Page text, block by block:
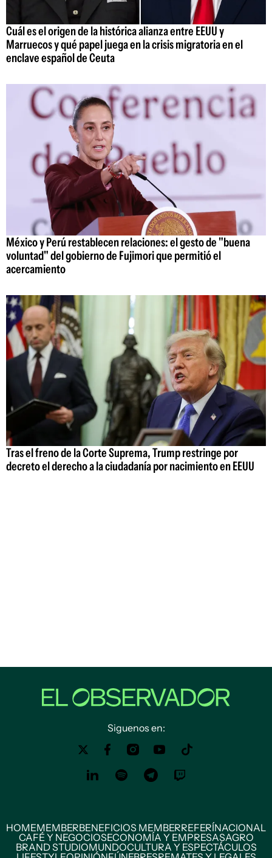
Cuál es el origen de la histórica alianza entre EEUU y
Marruecos y qué papel juega en la crisis migratoria en el
enclave español de Ceuta
México y Perú restablecen relaciones: el gesto de "buena
voluntad" del gobierno de Fujimori que permitió el
acercamiento
Tras el freno de la Corte Suprema, Trump restringe por
decreto el derecho a la ciudadanía por nacimiento en EEUU
Siguenos en:
HOMEMEMBERBENEFICIOS MEMBERREFERÍNACIONAL
CAFÉ Y NEGOCIOSECONOMÍA Y EMPRESASAGRO
BRAND STUDIOMUNDOCULTURA Y ESPECTÁCULOS